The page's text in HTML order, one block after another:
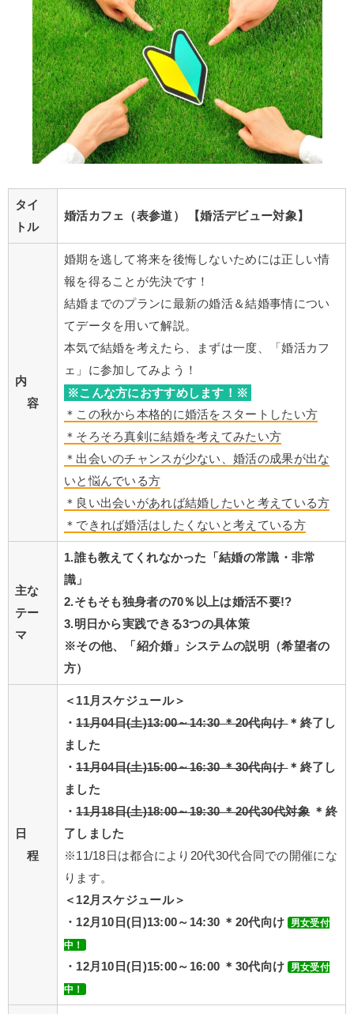
タイ
トル
婚活カフェ（表参道） 【婚活デビュー対象】
内
容
婚期を逃して将来を後悔しないためには正しい情
報を得ることが先決です！
結婚までのプランに最新の婚活＆結婚事情につい
てデータを用いて解説。
本気で結婚を考えたら、まずは一度、「婚活カフ
ェ」に参加してみよう！
※こんな方におすすめします！※
＊この秋から本格的に婚活をスタートしたい方
＊そろそろ真剣に結婚を考えてみたい方
＊出会いのチャンスが少ない、婚活の成果が出な
いと悩んでいる方
＊良い出会いがあれば結婚したいと考えている方
＊できれば婚活はしたくないと考えている方
主な
テー
マ
1.誰も教えてくれなかった「結婚の常識・非常
識 」
2.そもそも独身者の70％以上は婚活不要!?
3.明日から実践できる3つの具体策
※その他、「紹介婚」システムの説明（希望者の
方）
日
程
＜11月スケジュール＞
・11月04日(土)13:00～14:30 ＊20代向け＊終了し
ました
・11月04日(土)15:00～16:30 ＊30代向け＊終了し
ました
・11月18日(土)18:00～19:30 ＊20代30代対象 ＊終
了しました
※11/18日は都合により20代30代合同での開催にな
ります。
＜12月スケジュール＞
・12月10日(日)13:00～14:30 ＊20代向け 男女受付
中！
・12月10日(日)15:00～16:00 ＊30代向け 男女受付
中！